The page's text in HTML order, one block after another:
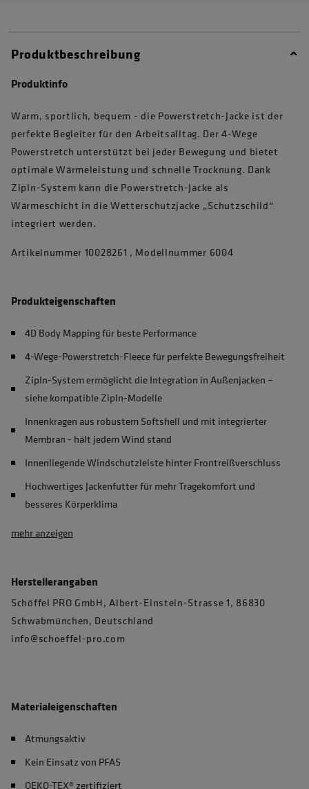
Produktbeschreibung
Produktinfo
Warm, sportlich, bequem - die Powerstretch-Jacke ist der
perfekte Begleiter für den Arbeitsalltag. Der 4-Wege
Powerstretch unterstützt bei jeder Bewegung und bietet
optimale Wärmeleistung und schnelle Trocknung. Dank
ZipIn-System kann die Powerstretch-Jacke als
Wärmeschicht in die Wetterschutzjacke „Schutzschild“
integriert werden.
Artikelnummer 10028261 , Modellnummer 6004
Produkteigenschaften
4D Body Mapping für beste Performance
4-Wege-Powerstretch-Fleece für perfekte Bewegungsfreiheit
ZipIn-System ermöglicht die Integration in Außenjacken –
siehe kompatible ZipIn-Modelle
Innenkragen aus robustem Softshell und mit integrierter
Membran - hält jedem Wind stand
Innenliegende Windschutzleiste hinter Frontreißverschluss
Hochwertiges Jackenfutter für mehr Tragekomfort und
besseres Körperklima
mehr anzeigen
Herstellerangaben
Schöffel PRO GmbH, Albert-Einstein-Strasse 1, 86830
Schwabmünchen, Deutschland
info@schoeffel-pro.com
Materialeigenschaften
Atmungsaktiv
Kein Einsatz von PFAS
OEKO-TEX® zertifiziert